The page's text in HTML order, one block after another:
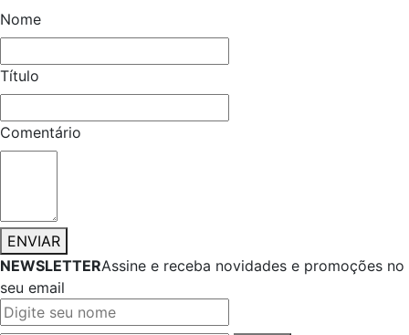
Nome
Título
Comentário
ENVIAR
NEWSLETTERAssine e receba novidades e promoções no
seu email